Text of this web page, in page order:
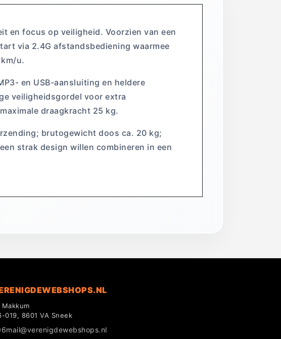
en focus op veiligheid. Voorzien van een
via 2.4G afstandsbediening waarmee
u.
en USB-aansluiting en heldere
veiligheidsgordel voor extra
draagkracht 25 kg.
brutogewicht doos ca. 20 kg;
strak design willen combineren in een
019, 8601 VA Sneek
mail@verenigdewebshops.nl